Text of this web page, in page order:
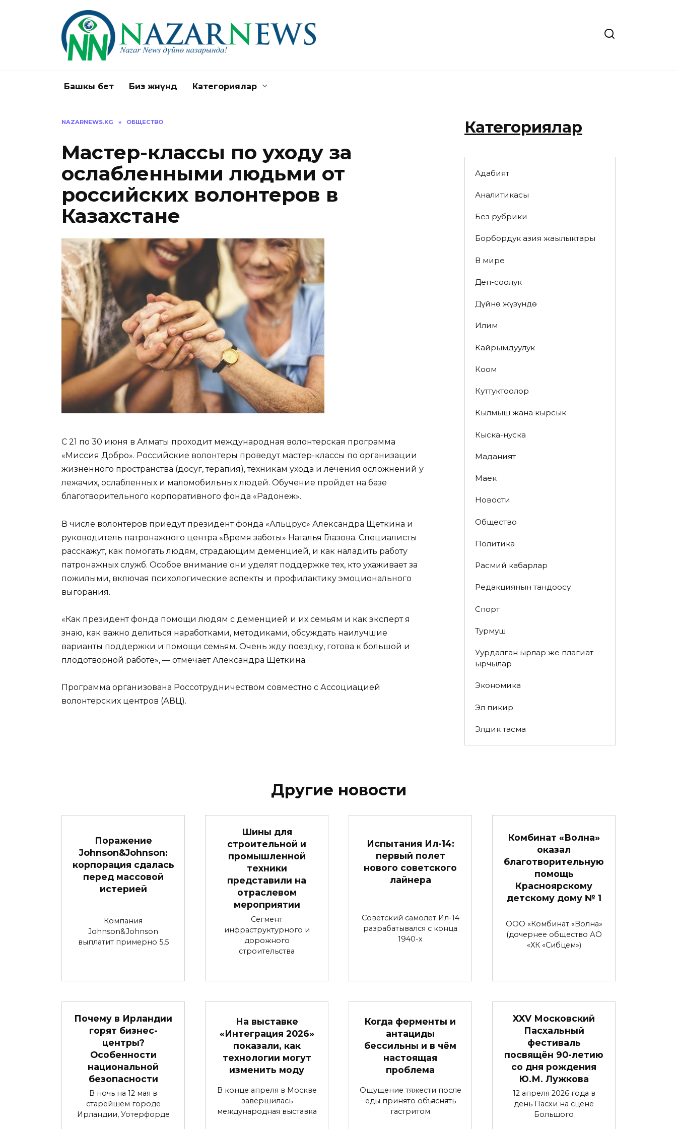
Башкы бет Биз жөнүндө Категориялар
NAZARNEWS.KG » ОБЩЕСТВО
Мастер-классы по уходу за
ослабленными людьми от
российских волонтеров в
Казахстане
С 21 по 30 июня в Алматы проходит международная волонтерская программа
«Миссия Добро». Российские волонтеры проведут мастер-классы по организации
жизненного пространства (досуг, терапия), техникам ухода и лечения осложнений у
лежачих, ослабленных и маломобильных людей. Обучение пройдет на базе
благотворительного корпоративного фонда «Радонеж».
В числе волонтеров приедут президент фонда «Альцрус» Александра Щеткина и
руководитель патронажного центра «Время заботы» Наталья Глазова. Специалисты
расскажут, как помогать людям, страдающим деменцией, и как наладить работу
патронажных служб. Особое внимание они уделят поддержке тех, кто ухаживает за
пожилыми, включая психологические аспекты и профилактику эмоционального
выгорания.
«Как президент фонда помощи людям с деменцией и их семьям и как эксперт я
знаю, как важно делиться наработками, методиками, обсуждать наилучшие
варианты поддержки и помощи семьям. Очень жду поездку, готова к большой и
плодотворной работе», — отмечает Александра Щеткина.
Программа организована Россотрудничеством совместно с Ассоциацией
волонтерских центров (АВЦ).
Категориялар
Адабият
Аналитикасы
Без рубрики
Борбордук азия жаңылыктары
В мире
Ден-соолук
Дүйнө жүзүндө
Илим
Кайрымдуулук
Коом
Куттуктоолор
Кылмыш жана кырсык
Кыска-нуска
Маданият
Маек
Новости
Общество
Политика
Расмий кабарлар
Редакциянын тандоосу
Спорт
Турмуш
Уурдалган ырлар же плагиат
ырчылар
Экономика
Эл пикир
Элдик тасма
Другие новости
Поражение
Johnson&Johnson:
корпорация сдалась
перед массовой
истерией
Компания
Johnson&Johnson
выплатит примерно 5,5
Шины для
строительной и
промышленной
техники
представили на
отраслевом
мероприятии
Сегмент
инфраструктурного и
дорожного
строительства
Испытания Ил-14:
первый полет
нового советского
лайнера
Советский самолет Ил-14
разрабатывался с конца
1940-х
Комбинат «Волна»
оказал
благотворительную
помощь
Красноярскому
детскому дому № 1
ООО «Комбинат «Волна»
(дочернее общество АО
«ХК «Сибцем»)
Почему в Ирландии
горят бизнес-
центры?
Особенности
национальной
безопасности
В ночь на 12 мая в
старейшем городе
Ирландии, Уотерфорде
На выставке
«Интеграция 2026»
показали, как
технологии могут
изменить моду
В конце апреля в Москве
завершилась
международная выставка
Когда ферменты и
антациды
бессильны и в чём
настоящая
проблема
Ощущение тяжести после
еды принято объяснять
гастритом
XXV Московский
Пасхальный
фестиваль
посвящён 90-летию
со дня рождения
Ю.М. Лужкова
12 апреля 2026 года в
день Пасхи на сцене
Большого